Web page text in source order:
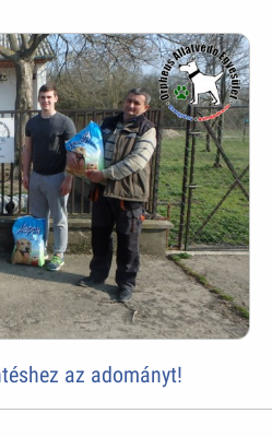
az adományt!